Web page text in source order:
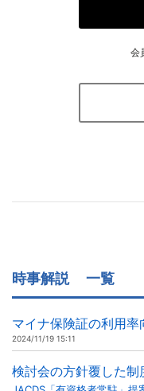
会
時事解説 一覧
マイナ保険証の利用
2024/11/19 15:11
検討会の方針覆した制